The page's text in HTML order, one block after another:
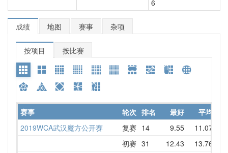
6
成绩 地图 赛事 杂项
按项目 按比赛
赛事 轮次 排名 最好 平均
2019WCA武汉魔方公开赛
复赛 14 9.55 11.07
初赛 31 12.43 13.76